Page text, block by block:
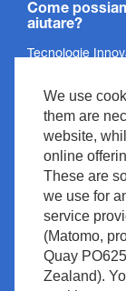
We use
them are
website,
online
These are
we use for
service
(Matomo,
Quay
Zealand).
Come
aiutare?
Tecnologie
Supporto
Notizie ed Eventi
Centro Media
Contatto